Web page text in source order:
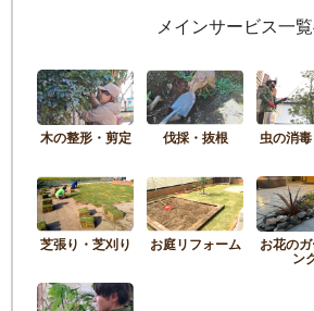
メインサービス一
木の整形・剪定 伐採・抜根 虫の消
芝張り・芝刈り お庭リフォーム お花の
ン